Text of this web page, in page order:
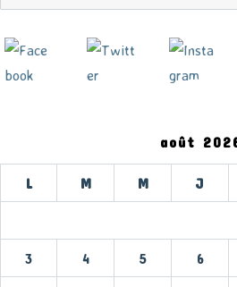
août
L M M J
3 4 5 6